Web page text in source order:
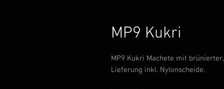
MP9 Kukri
MP9 Kukri Machete mit
Lieferung inkl. Nylonscheide.